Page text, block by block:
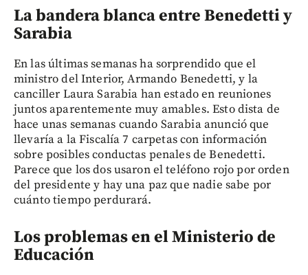
La bandera blanca entre Benedetti y
Sarabia
En las últimas semanas ha sorprendido que el
ministro del Interior, Armando Benedetti, y la
canciller Laura Sarabia han estado en reuniones
juntos aparentemente muy amables. Esto dista de
hace unas semanas cuando Sarabia anunció que
llevaría a la Fiscalía 7 carpetas con información
sobre posibles conductas penales de Benedetti.
Parece que los dos usaron el teléfono rojo por orden
del presidente y hay una paz que nadie sabe por
cuánto tiempo perdurará.
Los problemas en el Ministerio de
Educación